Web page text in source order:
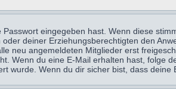
eingegeben hast. Wenn diese
deiner Erziehungsberechtigten den
neu angemeldeten Mitglieder erst
Wenn du eine E-Mail erhalten hast, folge
wurde. Wenn du dir sicher bist, dass